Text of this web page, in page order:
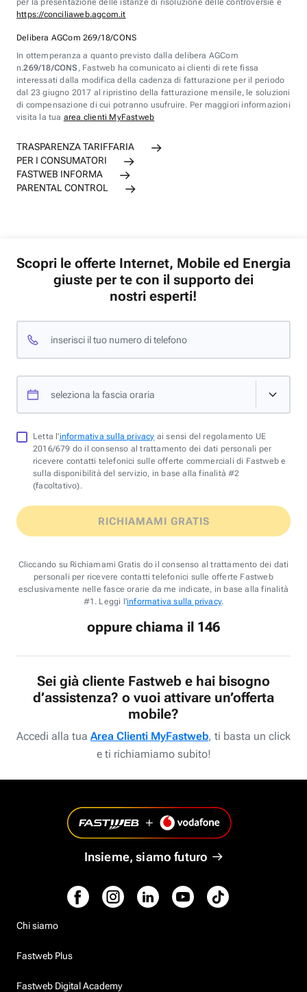
per la presentazione delle istanze di risoluzione delle controversie è
https://conciliaweb.agcom.it
Delibera AGCom 269/18/CONS
In ottemperanza a quanto previsto dalla delibera AGCom
n.269/18/CONS , Fastweb ha comunicato ai clienti di rete fissa
interessati dalla modifica della cadenza di fatturazione per il periodo
dal 23 giugno 2017 al ripristino della fatturazione mensile, le soluzioni
di compensazione di cui potranno usufruire. Per maggiori informazioni
visita la tua area clienti MyFastweb
TRASPARENZA TARIFFARIA
PER I CONSUMATORI
FASTWEB INFORMA
PARENTAL CONTROL
Scopri le offerte Internet, Mobile ed Energia
giuste per te con il supporto dei
nostri esperti!
inserisci il tuo numero di telefono
seleziona la fascia oraria
Letta l'informativa sulla privacy ai sensi del regolamento UE
2016/679 do il consenso al trattamento dei dati personali per
ricevere contatti telefonici sulle offerte commerciali di Fastweb e
sulla disponibilità del servizio, in base alla finalità #2
(facoltativo).
RICHIAMAMI GRATIS
Cliccando su Richiamami Gratis do il consenso al trattamento dei dati
personali per ricevere contatti telefonici sulle offerte Fastweb
esclusivamente nelle fasce orarie da me indicate, in base alla finalità
#1. Leggi l'informativa sulla privacy.
oppure chiama il 146
Sei già cliente Fastweb e hai bisogno
d’assistenza? o vuoi attivare un’offerta
mobile?
Accedi alla tua Area Clienti MyFastweb, ti basta un click
e ti richiamiamo subito!
Insieme, siamo futuro
Chi siamo
Fastweb Plus
Fastweb Digital Academy